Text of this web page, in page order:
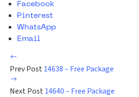
Facebook
Pinterest
WhatsApp
Email
Prev Post 14638 – Free Package
Next Post 14640 – Free Package